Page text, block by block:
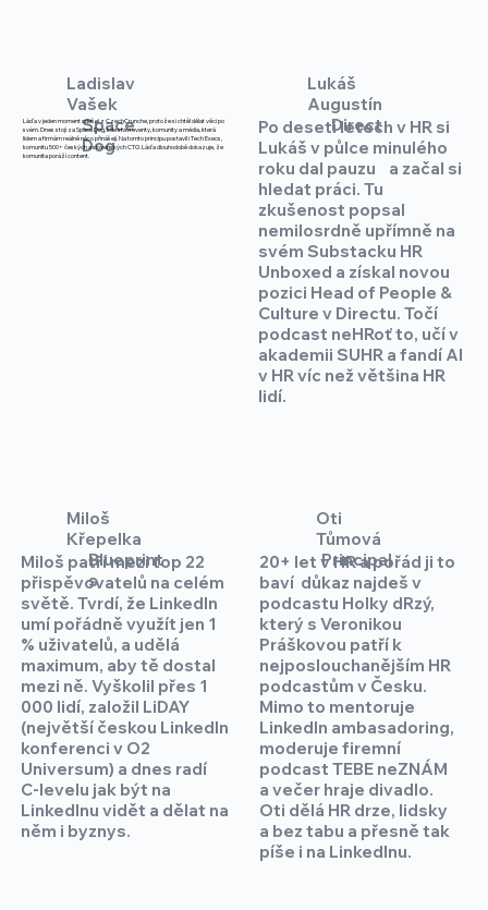
Miloš
Křepelka
Blueprint
s
Miloš patří mezi top 22
přispěvovatelů na celém
světě. Tvrdí, že LinkedIn
umí pořádně využít jen 1
% uživatelů, a udělá
maximum, aby tě dostal
mezi ně. Vyškolil přes 1
000 lidí, založil LiDAY
(největší českou LinkedIn
konferenci v O2
Universum) a dnes radí
C‑levelu jak být na
LinkedInu vidět a dělat na
něm i byznys.
Ladislav
Vašek
Space
Dog
Láďa v jeden moment odešel z CzechCrunche, protože si chtěl dělat věci po
svém. Dnes stojí za Space Dog, kde staví eventy, komunity a média, která
lidem a firmám reálně něco přinášejí. Na tomto principu postavil i Tech Execs,
komunitu 500+ českých a slovenských CTO. Láďa dlouhodobě dokazuje, že
komunita poráží content.
Oti
Tůmová
Principal
20+ let v HR a pořád ji to
baví důkaz najdeš v
podcastu Holky dRzý,
který s Veronikou
Práškovou patří k
nejposlouchanějším HR
podcastům v Česku.
Mimo to mentoruje
LinkedIn ambasadoring,
moderuje firemní
podcast TEBE neZNÁM
a večer hraje divadlo.
Oti dělá HR drze, lidsky
a bez tabu a přesně tak
píše i na LinkedInu.
Lukáš
Augustín
Direct
Po deseti letech v HR si
Lukáš v půlce minulého
roku dal pauzu a začal si
hledat práci. Tu
zkušenost popsal
nemilosrdně upřímně na
svém Substacku HR
Unboxed a získal novou
pozici Head of People &
Culture v Directu. Točí
podcast neHRoť to, učí v
akademii SUHR a fandí AI
v HR víc než většina HR
lidí.